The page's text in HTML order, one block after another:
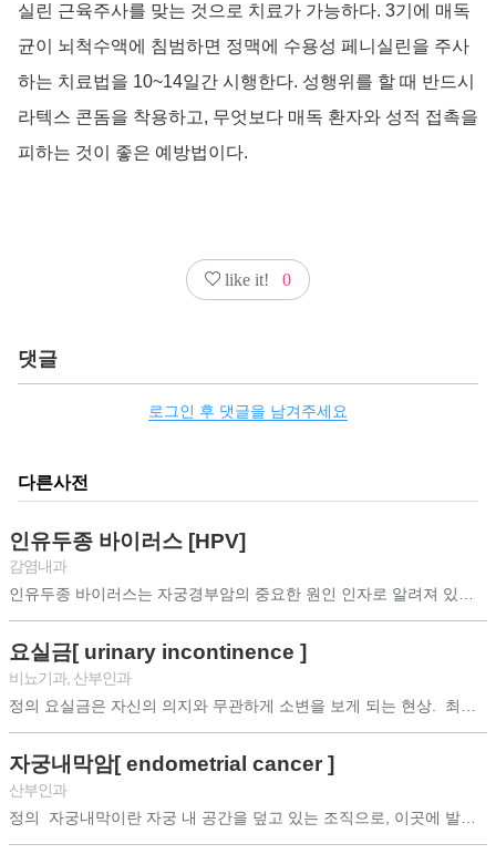
실린 근육주사를 맞는 것으로 치료가 가능하다. 3기에 매독
균이 뇌척수액에 침범하면 정맥에 수용성 페니실린을 주사
하는 치료법을 10~14일간 시행한다. 성행위를 할 때 반드시
라텍스 콘돔을 착용하고, 무엇보다 매독 환자와 성적 접촉을
피하는 것이 좋은 예방법이다.
like it! 0
댓글
로그인 후 댓글을 남겨주세요
다른사전
인유두종 바이러스 [HPV]
감염내과
인유두종 바이러스는 자궁경부암의 중요한 원인 인자로 알려져 있으며, 파포바 바이러...
요실금[ urinary incontinence ]
비뇨기과, 산부인과
자궁내막암[ endometrial cancer ]
산부인과